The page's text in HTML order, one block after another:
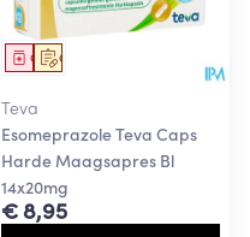
Op voorschrift
Geneesmiddel
Teva
Esomeprazole Teva Caps
Harde Maagsapres Bl
14x20mg
€ 8,95